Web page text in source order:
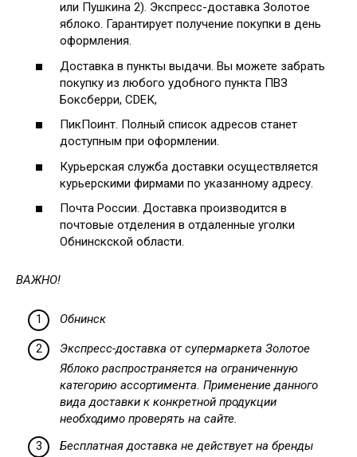
или Пушкина 2). Экспресс-доставка Золотое
яблоко. Гарантирует получение покупки в день
оформления.
Доставка в пункты выдачи. Вы можете забрать
покупку из любого удобного пункта ПВЗ
Боксберри, СDЕК,
ПикПоинт. Полный список адресов станет
доступным при оформлении.
Курьерская служба доставки осуществляется
курьерскими фирмами по указанному адресу.
Почта России. Доставка производится в
почтовые отделения в отдаленные уголки
Обнинскской области.
ВАЖНО!
Обнинск
Экспресс-доставка от супермаркета Золотое
Яблоко распространяется на ограниченную
категорию ассортимента. Применение данного
вида доставки к конкретной продукции
необходимо проверять на сайте.
Бесплатная доставка не действует на бренды